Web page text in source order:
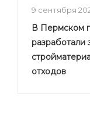
9 сентября
В Пермском
разработали
отходов